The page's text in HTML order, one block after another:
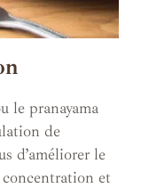
le pranayama
de
d’améliorer le
et